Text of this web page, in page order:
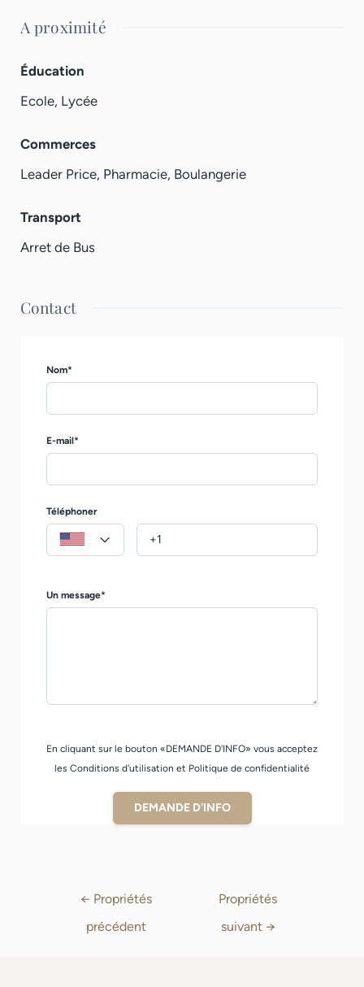
A proximité
Éducation
Ecole, Lycée
Commerces
Leader Price, Pharmacie, Boulangerie
Transport
Arret de Bus
Contact
Nom*
E-mail*
Téléphoner
Un message*
En cliquant sur le bouton «DEMANDE D'INFO» vous acceptez
les Conditions d'utilisation et Politique de confidentialité
DEMANDE D'INFO
← Propriétés
précédent
Propriétés
suivant →